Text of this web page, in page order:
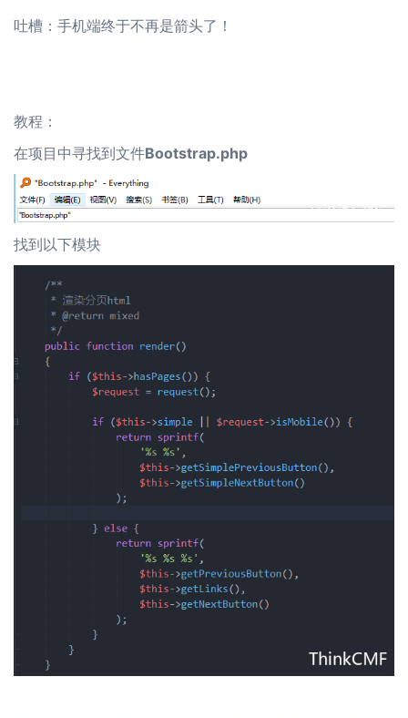
吐槽：手机端终于不再是箭头了！
教程：
在项目中寻找到文件Bootstrap.php
找到以下模块